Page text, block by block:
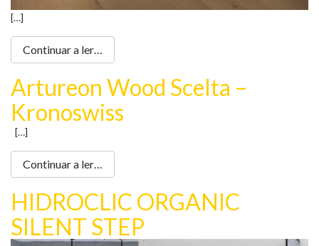
[…]
Continuar a ler…
Artureon Wood Scelta –
Kronoswiss
[…]
Continuar a ler…
HIDROCLIC ORGANIC
SILENT STEP